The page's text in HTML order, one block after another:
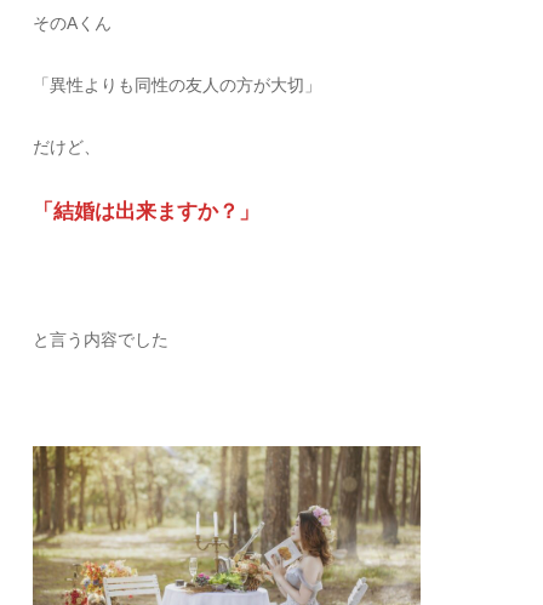
そのAくん
「異性よりも同性の友人の方が大切」
だけど、
「結婚は出来ますか？」
と言う内容でした